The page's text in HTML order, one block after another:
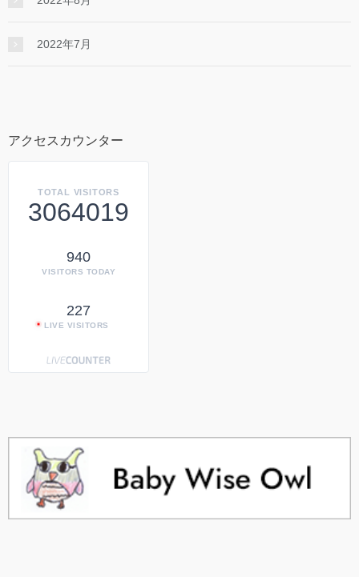
2022年7月
アクセスカウンター
TOTAL VISITORS
3064019
940
VISITORS TODAY
227
LIVE VISITORS